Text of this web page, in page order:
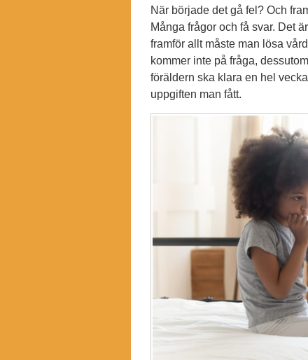
När började det gå fel? Och
Många frågor och få svar. Det
framför allt måste man lösa
kommer inte på fråga,
föräldern ska klara en hel
uppgiften man fått.